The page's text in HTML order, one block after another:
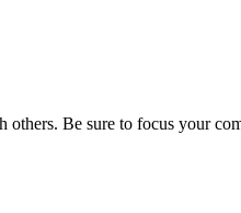
Be sure to focus your